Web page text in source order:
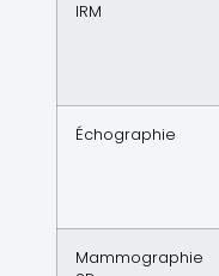
IRM
Échographie
Mammographie